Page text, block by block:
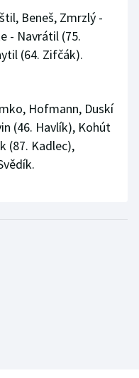
Beneš, Zmrzlý -
- Navrátil (75.
(64. Zifčák).
Hofmann, Duskí
(46. Havlík), Kohút
(87. Kadlec),